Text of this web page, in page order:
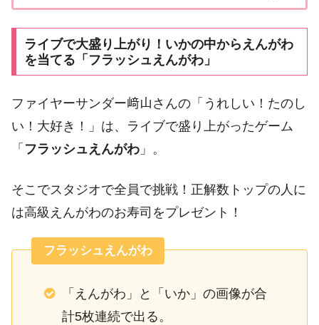
ライブで大盛り上がり！いかの中からえんがわ
を当てる「フラッシュえんがわ」
ファイヤーサンダー﨑山さんの「うれしい！たのし
い！大好き！」は、ライブで盛り上がったゲーム
「 フラッシュえんがわ 」。
そこでスタジオで全員で挑戦！正解数トップの人に
は高級えんがわのお寿司をプレゼント！
フラッシュえんがわ
「えんがわ」と「いか」の画像が合
計5枚連続で出る。